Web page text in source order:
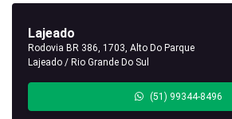
Lajeado
Rodovia BR 386, 1703, Alto Do Parque
Lajeado / Rio Grande Do Sul
(51) 99344-8496